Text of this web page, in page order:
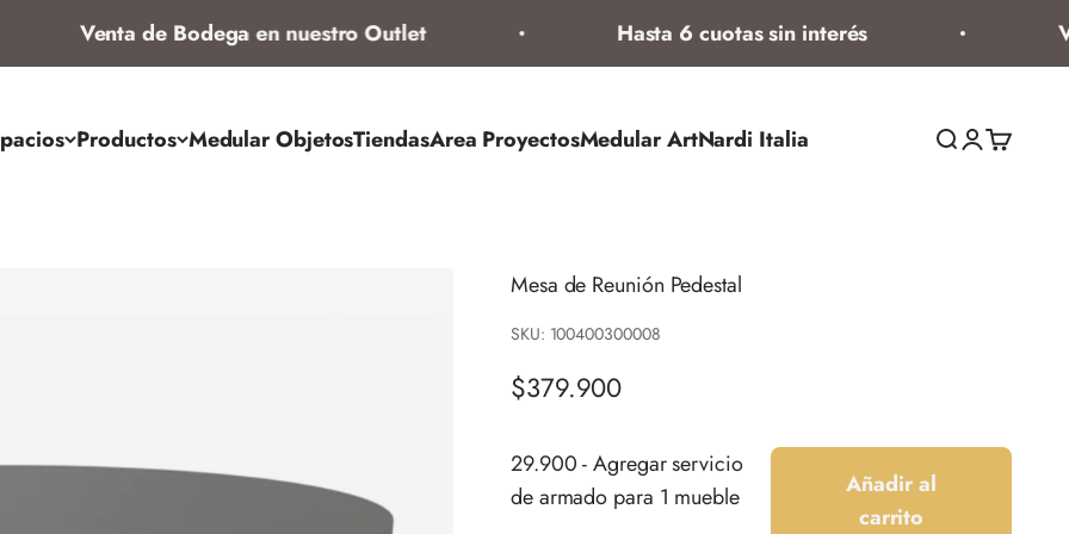
Venta de Bodega en nuestro Outlet Hasta 6 cuotas sin interés
Productos Medular ObjetosTiendasArea ProyectosMedular ArtNardi Italia Abrir búsqueda
AbrirAbrir
Mesa de Reunión Pedestal
SKU: 100400300008
Precio de oferta
$379.900
29.900 - Agregar servicio
de armado para 1 mueble
Añadir al
carrito